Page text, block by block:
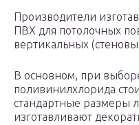
Производители
ПВХ для потолочных
вертикальных
В основном, при
поливинилхлорида
стандартные размеры
изготавливают